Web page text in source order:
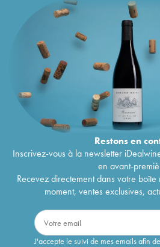
Alter Ego de Palmer Second Vin
Château Palmer 3ème Grand Cru
Alter Ego de Palmer Second Vin
Château Palmer 3ème Grand Cru
2000
Alter Ego de Palmer Second Vin
Château Palmer 3ème Grand Cru
Alter Ego de Palmer Second Vin
Château Palmer 3ème Grand Cru
Alter Ego de Palmer Second Vin
Château Palmer 3ème Grand Cru
Château Palmer 3ème Grand Cru
Château Palmer 3ème Grand Cru
Château Palmer 3ème Grand Cru
Château Palmer 3ème Grand Cru
Château Palmer 3ème Grand Cru
Château Palmer 3ème Grand Cru
Château Palmer 3ème Grand Cru
Alter Ego de Palmer Second Vin
Restons en
Inscrivez-vous à la newsletter
en avant-
Recevez directement dans votre
moment, ventes exclusives,
J'accepte le suivi de mes emails afin